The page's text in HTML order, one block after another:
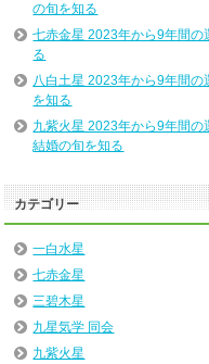
の旬を知る
七赤金星 2023年から9年間の
る
八白土星 2023年から9年間の
を知る
九紫火星 2023年から9年間
結婚の旬を知る
カテゴリー
一白水星
七赤金星
三碧木星
九星気学 同会
九紫火星